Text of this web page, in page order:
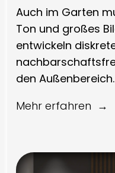
Auch im Garten
Ton und großes
entwickeln
den Außenbereich.
Mehr erfahren